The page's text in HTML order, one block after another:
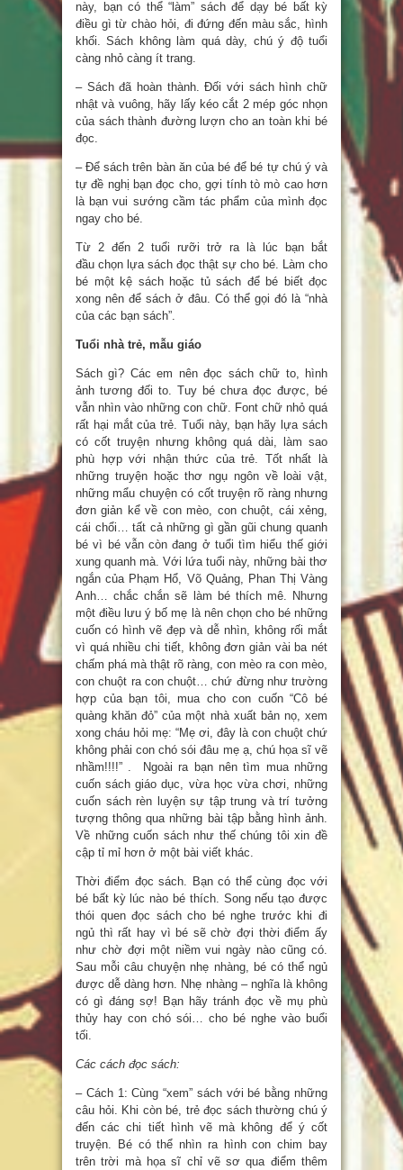
này, bạn có thể “làm” sách để dạy bé bất kỳ
điều gì từ chào hỏi, đi đứng đến màu sắc, hình
khối. Sách không làm quá dày, chú ý độ tuổi
càng nhỏ càng ít trang.
– Sách đã hoàn thành. Đối với sách hình chữ
nhật và vuông, hãy lấy kéo cắt 2 mép góc nhọn
của sách thành đường lượn cho an toàn khi bé
đọc.
– Để sách trên bàn ăn của bé để bé tự chú ý và
tự đề nghị bạn đọc cho, gợi tính tò mò cao hơn
là bạn vui sướng cầm tác phẩm của mình đọc
ngay cho bé.
Từ 2 đến 2 tuổi rưỡi trở ra là lúc bạn bắt
đầu chọn lựa sách đọc thật sự cho bé. Làm cho
bé một kệ sách hoặc tủ sách để bé biết đọc
xong nên để sách ở đâu. Có thể gọi đó là “nhà
của các bạn sách”.
Tuổi nhà trẻ, mẫu giáo
Sách gì? Các em nên đọc sách chữ to, hình
ảnh tương đối to. Tuy bé chưa đọc được, bé
vẫn nhìn vào những con chữ. Font chữ nhỏ quá
rất hại mắt của trẻ. Tuổi này, bạn hãy lựa sách
có cốt truyện nhưng không quá dài, làm sao
phù hợp với nhận thức của trẻ. Tốt nhất là
những truyện hoặc thơ ngụ ngôn về loài vật,
những mẩu chuyện có cốt truyện rõ ràng nhưng
đơn giản kể về con mèo, con chuột, cái xẻng,
cái chổi… tất cả những gì gần gũi chung quanh
bé vì bé vẫn còn đang ở tuổi tìm hiểu thế giới
xung quanh mà. Với lứa tuổi này, những bài thơ
ngắn của Phạm Hổ, Võ Quảng, Phan Thị Vàng
Anh… chắc chắn sẽ làm bé thích mê. Nhưng
một điều lưu ý bố mẹ là nên chọn cho bé những
cuốn có hình vẽ đẹp và dễ nhìn, không rối mắt
vì quá nhiều chi tiết, không đơn giản vài ba nét
chấm phá mà thật rõ ràng, con mèo ra con mèo,
con chuột ra con chuột… chứ đừng như trường
hợp của bạn tôi, mua cho con cuốn “Cô bé
quàng khăn đỏ” của một nhà xuất bản nọ, xem
xong cháu hỏi mẹ: “Mẹ ơi, đây là con chuột chứ
không phải con chó sói đâu mẹ ạ, chú họa sĩ vẽ
nhầm!!!!” . Ngoài ra bạn nên tìm mua những
cuốn sách giáo dục, vừa học vừa chơi, những
cuốn sách rèn luyện sự tập trung và trí tưởng
tượng thông qua những bài tập bằng hình ảnh.
Về những cuốn sách như thế chúng tôi xin đề
cập tỉ mỉ hơn ở một bài viết khác.
Thời điểm đọc sách. Bạn có thể cùng đọc với
bé bất kỳ lúc nào bé thích. Song nếu tạo được
thói quen đọc sách cho bé nghe trước khi đi
ngủ thì rất hay vì bé sẽ chờ đợi thời điểm ấy
như chờ đợi một niềm vui ngày nào cũng có.
Sau mỗi câu chuyện nhẹ nhàng, bé có thể ngủ
được dễ dàng hơn. Nhẹ nhàng – nghĩa là không
có gì đáng sợ! Bạn hãy tránh đọc về mụ phù
thủy hay con chó sói… cho bé nghe vào buổi
tối.
Các cách đọc sách:
– Cách 1: Cùng “xem” sách với bé bằng những
câu hỏi. Khi còn bé, trẻ đọc sách thường chú ý
đến các chi tiết hình vẽ mà không để ý cốt
truyện. Bé có thể nhìn ra hình con chim bay
trên trời mà họa sĩ chỉ vẽ sơ qua điểm thêm